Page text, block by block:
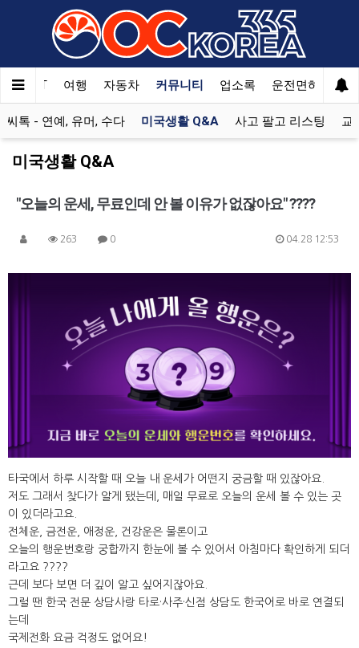
One
screen
start
One
screen
screen
help
you
navigate
and
interact
with
the
content.
한국SAT 여행 자동차 커뮤니티 업소록 운전면허 문의
씨톡 - 연예, 유머, 수다 미국생활 Q&A 사고 팔고 리스팅 교
미국생활 Q&A
"오늘의 운세, 무료인데 안 볼 이유가 없잖아요" ????
263 0 04.28 12:53
타국에서 하루 시작할 때 오늘 내 운세가 어떤지 궁금할 때 있잖아요.
저도 그래서 찾다가 알게 됐는데, 매일 무료로 오늘의 운세 볼 수 있는 곳
이 있더라고요.
전체운, 금전운, 애정운, 건강운은 물론이고
오늘의 행운번호랑 궁합까지 한눈에 볼 수 있어서 아침마다 확인하게 되더
라고요 ????
근데 보다 보면 더 깊이 알고 싶어지잖아요.
그럴 땐 한국 전문 상담사랑 타로·사주·신점 상담도 한국어로 바로 연결되
는데
국제전화 요금 걱정도 없어요!